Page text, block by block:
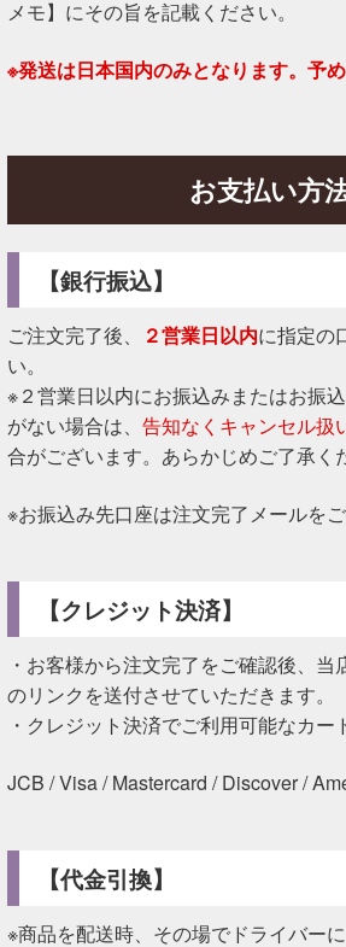
メモ】にその旨を記載ください。
※発送は日本国内のみとなります。予め
お支払い方
【銀行振込】
ご注文完了後、 ２営業日以内に指定の
い。
※２営業日以内にお振込みまたはお振
がない場合は、 告知なくキャンセル扱
合がございます。あらかじめご了承く
※お振込み先口座は注文完了メールをご
【クレジット決済】
・お客様から注文完了をご確認後、
のリンクを送付させていただきます。
・クレジット決済でご利用可能なカー
JCB / Visa / Mastercard / Discover /
【代金引換】
※商品を配送時、その場でドライバー